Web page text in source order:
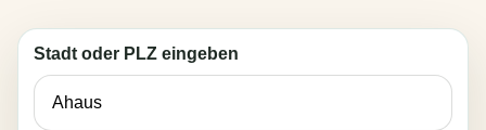
Stadt oder PLZ eingeben